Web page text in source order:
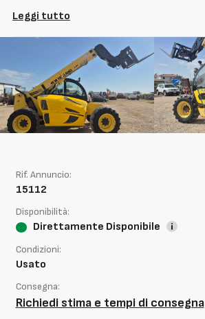
Leggi tutto
Rif. Annuncio:
15112
Disponibilità:
Direttamente Disponibile
Condizioni:
Usato
Consegna:
Richiedi stima e tempi di consegna